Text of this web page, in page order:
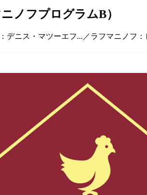
ノフプログラムB）
ニス・マツーエフ...／ラフマニノフ